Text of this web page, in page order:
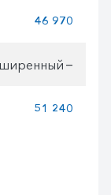
46 970
—
51 240